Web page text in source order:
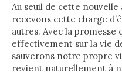
Au seuil de cette
recevons cette charge
autres. Avec la promesse
effectivement sur la vie
sauverons notre propre
revient naturellement à